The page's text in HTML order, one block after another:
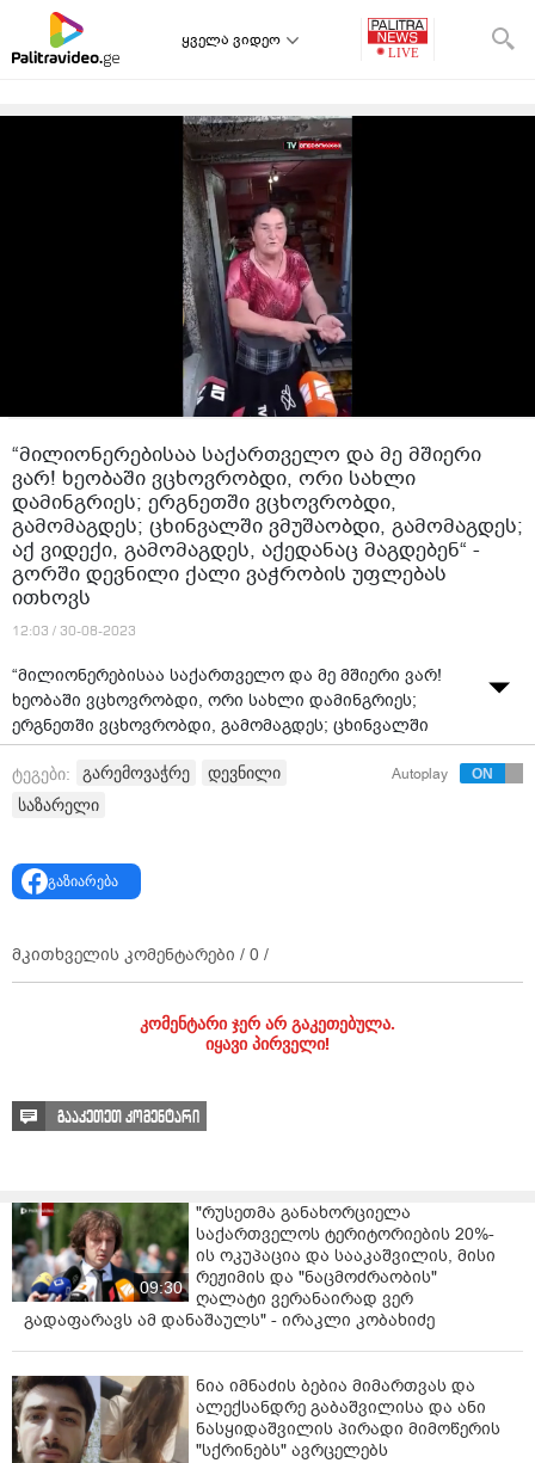
ყველა ვიდეო
“მილიონერებისაა საქართველო და მე მშიერი
ვარ! ხეობაში ვცხოვრობდი, ორი სახლი
დამინგრიეს; ერგნეთში ვცხოვრობდი,
გამომაგდეს; ცხინვალში ვმუშაობდი, გამომაგდეს;
აქ ვიდექი, გამომაგდეს, აქედანაც მაგდებენ“ -
გორში დევნილი ქალი ვაჭრობის უფლებას
ითხოვს
12:03 / 30-08-2023
“მილიონერებისაა საქართველო და მე მშიერი ვარ!
ხეობაში ვცხოვრობდი, ორი სახლი დამინგრიეს;
ერგნეთში ვცხოვრობდი, გამომაგდეს; ცხინვალში
ვმუშაობდი, გამომაგდეს; აქ ვიდექი, გამომაგდეს,
აქედანაც მაგდებენ“ - გორში დევნილი ქალი
ვაჭრობის უფლებას ითხოვს.
ტეგები: გარემოვაჭრე
დევნილი
საზარელი
Autoplay
გაზიარება
მკითხველის კომენტარები / 0 /
კომენტარი ჯერ არ გაკეთებულა.
იყავი პირველი!
გააკეთეთ კომენტარი
09:30
"რუსეთმა განახორციელა
საქართველოს ტერიტორიების 20%-
ის ოკუპაცია და სააკაშვილის, მისი
რეჟიმის და "ნაცმოძრაობის"
ღალატი ვერანაირად ვერ
გადაფარავს ამ დანაშაულს" - ირაკლი კობახიძე
ნია იმნაძის ბებია მიმართვას და
ალექსანდრე გაბაშვილისა და ანი
ნასყიდაშვილის პირადი მიმოწერის
"სქრინებს" ავრცელებს